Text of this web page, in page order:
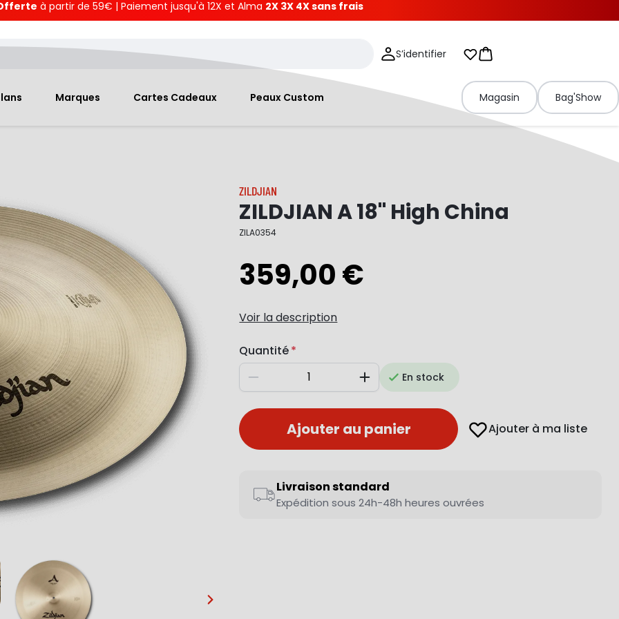
à partir de 59€ | Paiement jusqu'à 12X et Alma 2X 3X 4X sans frais
S’identifier Mes listes d'envies
Panier
Marques Cartes Cadeaux Peaux Custom Magasin Bag'Show
…
ZILDJIAN
ZILDJIAN A 18" High China
ZILA0354
359,00 €
Voir la description
Quantité
Diminuer AugmenterEn stock
Ajouter au panier Ajouter à ma liste
Livraison standard
Expédition sous 24h-48h heures ouvrées